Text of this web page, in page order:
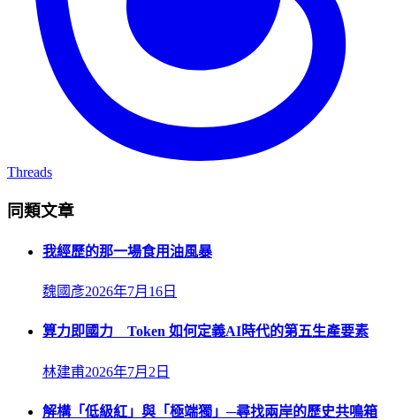
Threads
同類文章
我經歷的那一場食用油風暴
魏國彥2026年7月16日
算力即國力 Token 如何定義AI時代的第五生產要素
林建甫2026年7月2日
解構「低級紅」與「極端獨」─尋找兩岸的歷史共鳴箱